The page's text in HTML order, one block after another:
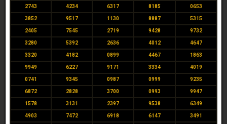
2743 4234 6317 8185 0653
3852 9517 1130 8887 5315
2405 7545 2719 9428 9732
3280 5392 2636 4012 4647
3320 4182 0899 4467 1863
9949 6227 9171 3334 4019
0741 9345 0987 0999 9235
6872 2828 3700 0993 9947
1578 3131 2397 9538 6349
4903 7472 6918 6147 3491